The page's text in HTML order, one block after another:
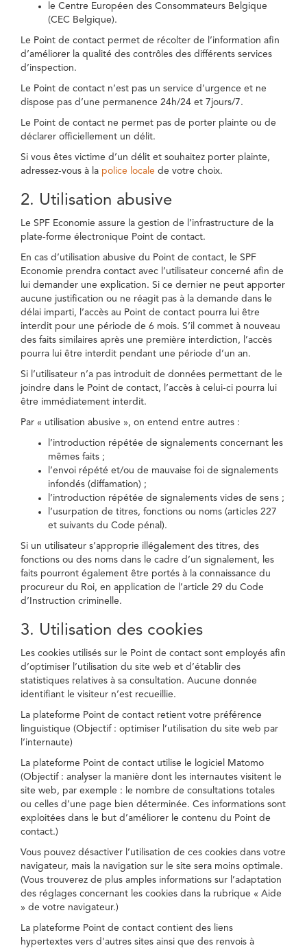
le Centre Européen des Consommateurs Belgique
(CEC Belgique).
Le Point de contact permet de récolter de l’information afin
d’améliorer la qualité des contrôles des différents services
d’inspection.
Le Point de contact n’est pas un service d’urgence et ne
dispose pas d’une permanence 24h/24 et 7jours/7.
Le Point de contact ne permet pas de porter plainte ou de
déclarer officiellement un délit.
Si vous êtes victime d’un délit et souhaitez porter plainte,
adressez-vous à la police locale de votre choix.
2. Utilisation abusive
Le SPF Economie assure la gestion de l’infrastructure de la
plate-forme électronique Point de contact.
En cas d’utilisation abusive du Point de contact, le SPF
Economie prendra contact avec l’utilisateur concerné afin de
lui demander une explication. Si ce dernier ne peut apporter
aucune justification ou ne réagit pas à la demande dans le
délai imparti, l’accès au Point de contact pourra lui être
interdit pour une période de 6 mois. S’il commet à nouveau
des faits similaires après une première interdiction, l’accès
pourra lui être interdit pendant une période d’un an.
Si l’utilisateur n’a pas introduit de données permettant de le
joindre dans le Point de contact, l’accès à celui-ci pourra lui
être immédiatement interdit.
Par « utilisation abusive », on entend entre autres :
l’introduction répétée de signalements concernant les
mêmes faits ;
l’envoi répété et/ou de mauvaise foi de signalements
infondés (diffamation) ;
l’introduction répétée de signalements vides de sens ;
l’usurpation de titres, fonctions ou noms (articles 227
et suivants du Code pénal).
Si un utilisateur s’approprie illégalement des titres, des
fonctions ou des noms dans le cadre d’un signalement, les
faits pourront également être portés à la connaissance du
procureur du Roi, en application de l’article 29 du Code
d’Instruction criminelle.
3. Utilisation des cookies
Les cookies utilisés sur le Point de contact sont employés afin
d’optimiser l’utilisation du site web et d’établir des
statistiques relatives à sa consultation. Aucune donnée
identifiant le visiteur n’est recueillie.
La plateforme Point de contact retient votre préférence
linguistique (Objectif : optimiser l’utilisation du site web par
l’internaute)
La plateforme Point de contact utilise le logiciel Matomo
(Objectif : analyser la manière dont les internautes visitent le
site web, par exemple : le nombre de consultations totales
ou celles d’une page bien déterminée. Ces informations sont
exploitées dans le but d’améliorer le contenu du Point de
contact.)
Vous pouvez désactiver l’utilisation de ces cookies dans votre
navigateur, mais la navigation sur le site sera moins optimale.
(Vous trouverez de plus amples informations sur l’adaptation
des réglages concernant les cookies dans la rubrique « Aide
» de votre navigateur.)
La plateforme Point de contact contient des liens
hypertextes vers d'autres sites ainsi que des renvois à